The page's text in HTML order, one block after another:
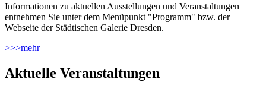
Informationen zu aktuellen Ausstellungen und Veranstaltungen
entnehmen Sie unter dem Menüpunkt "Programm" bzw. der
Webseite der Städtischen Galerie Dresden.
>>>mehr
Aktuelle Veranstaltungen